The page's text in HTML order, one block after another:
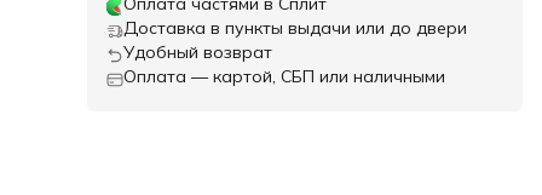
Доставка в пункты выдачи или до двери
Удобный возврат
Оплата — картой, СБП или наличными